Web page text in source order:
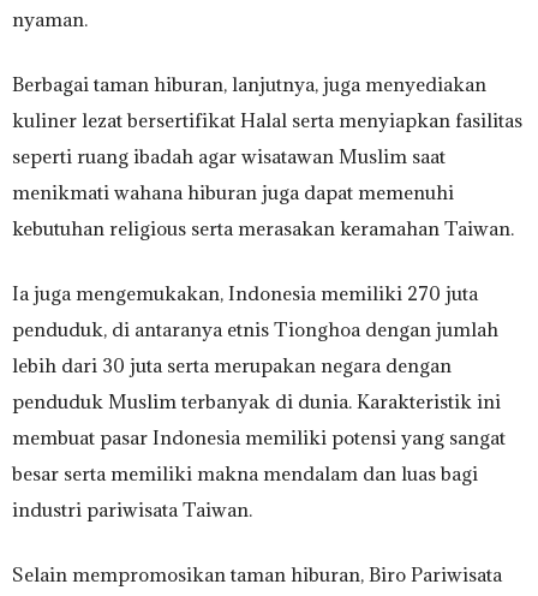
nyaman.
Berbagai taman hiburan, lanjutnya, juga menyediakan
kuliner lezat bersertifikat Halal serta menyiapkan fasilitas
seperti ruang ibadah agar wisatawan Muslim saat
menikmati wahana hiburan juga dapat memenuhi
kebutuhan religious serta merasakan keramahan Taiwan.
Ia juga mengemukakan, Indonesia memiliki 270 juta
penduduk, di antaranya etnis Tionghoa dengan jumlah
lebih dari 30 juta serta merupakan negara dengan
penduduk Muslim terbanyak di dunia. Karakteristik ini
membuat pasar Indonesia memiliki potensi yang sangat
besar serta memiliki makna mendalam dan luas bagi
industri pariwisata Taiwan.
Selain mempromosikan taman hiburan, Biro Pariwisata